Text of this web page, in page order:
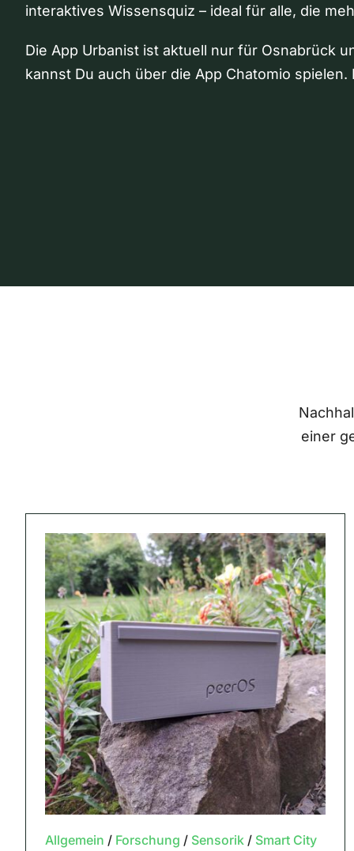
interaktives Wissensquiz – ideal für alle, die
Die App Urbanist ist aktuell nur für Osnabrück
kannst Du auch über die App Chatomio
einer
Allgemein / Forschung / Sensorik/ Smart City